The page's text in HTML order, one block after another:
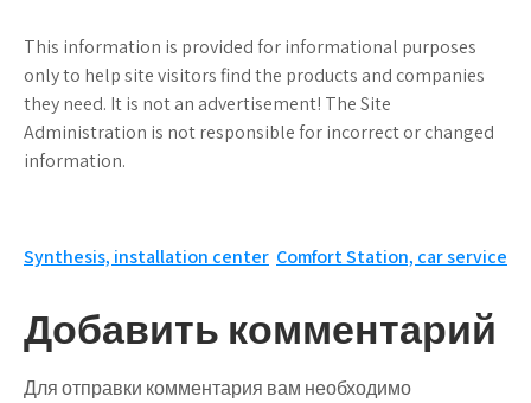
This information is provided for informational purposes
only to help site visitors find the products and companies
they need. It is not an advertisement! The Site
Administration is not responsible for incorrect or changed
information.
Навигация
по
записям
Synthesis, installation center Comfort Station, car service
Добавить комментарий
Для отправки комментария вам необходимо